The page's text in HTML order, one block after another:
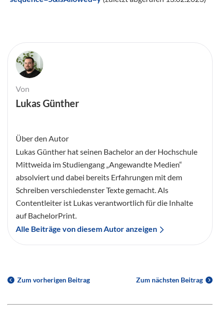
Von
Lukas Günther
Über den Autor
Lukas Günther hat seinen Bachelor an der Hochschule
Mittweida im Studiengang „Angewandte Medien“
absolviert und dabei bereits Erfahrungen mit dem
Schreiben verschiedenster Texte gemacht. Als
Contentleiter ist Lukas verantwortlich für die Inhalte
auf BachelorPrint.
Alle Beiträge von diesem Autor anzeigen
Zum vorherigen Beitrag Zum nächsten Beitrag